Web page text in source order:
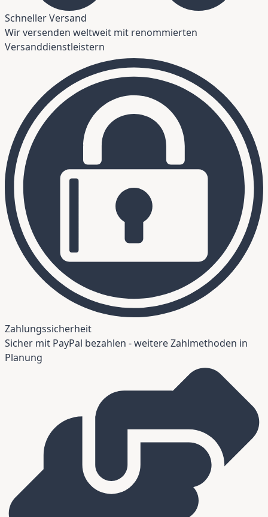
Schneller Versand
Wir versenden weltweit mit renommierten
Versanddienstleistern
Zahlungssicherheit
Sicher mit PayPal bezahlen - weitere Zahlmethoden in
Planung